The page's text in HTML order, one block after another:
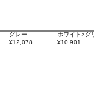
グレー
¥12,078
ホワイト×グ
¥10,901